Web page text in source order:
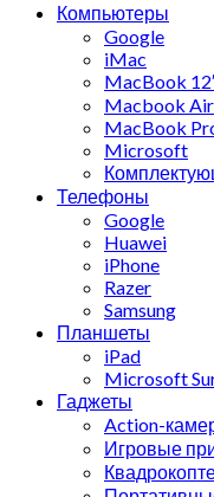
Компьютеры
Google
iMac
MacBook
Macbook Air
MacBook
Microsoft
Телефоны
Google
Huawei
iPhone
Razer
Samsung
Планшеты
iPad
Microsoft
Гаджеты
Action-
Игровые